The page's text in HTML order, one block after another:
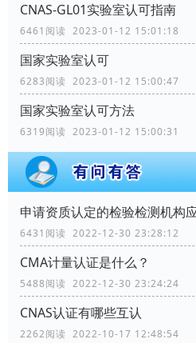
CNAS-GL01实验室认可指南
6461阅读 2023-01-12 15:01:18
国家实验室认可
6283阅读 2023-01-12 15:00:47
国家实验室认可方法
6319阅读 2023-01-12 15:00:31
6431阅读 2022-12-30 23:28:12
CMA计量认证是什么？
5488阅读 2022-12-30 23:24:24
CNAS认证有哪些互认
2262阅读 2022-10-17 12:48:54